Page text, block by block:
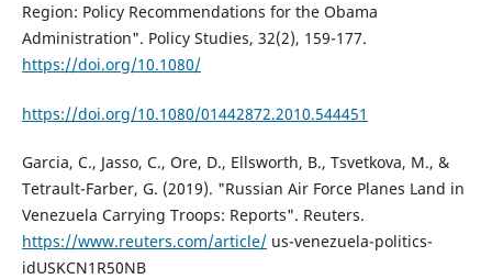
Region: Policy Recommendations for the Obama
Administration". Policy Studies, 32(2), 159-177.
https://doi.org/10.1080/
https://doi.org/10.1080/01442872.2010.544451
Garcia, C., Jasso, C., Ore, D., Ellsworth, B., Tsvetkova, M., &
Tetrault-Farber, G. (2019). "Russian Air Force Planes Land in
Venezuela Carrying Troops: Reports". Reuters.
https://www.reuters.com/article/us-venezuela-politics-
idUSKCN1R50NB